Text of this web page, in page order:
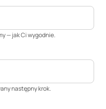
— jak Ci wygodnie.
następny krok.